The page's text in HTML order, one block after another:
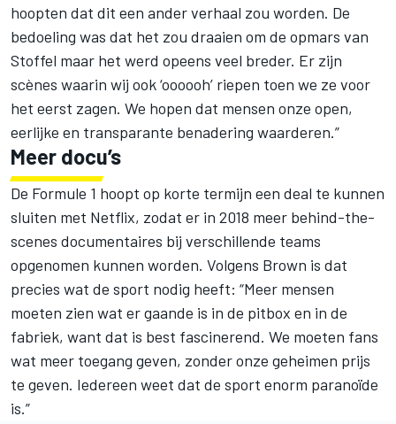
hoopten dat dit een ander verhaal zou worden. De
bedoeling was dat het zou draaien om de opmars van
Stoffel maar het werd opeens veel breder. Er zijn
scènes waarin wij ook ‘oooooh’ riepen toen we ze voor
het eerst zagen. We hopen dat mensen onze open,
eerlijke en transparante benadering waarderen.”
Meer docu’s
De Formule 1 hoopt op korte termijn een deal te kunnen
sluiten met Netflix, zodat er in 2018 meer behind-the-
scenes documentaires bij verschillende teams
opgenomen kunnen worden. Volgens Brown is dat
precies wat de sport nodig heeft: “Meer mensen
moeten zien wat er gaande is in de pitbox en in de
fabriek, want dat is best fascinerend. We moeten fans
wat meer toegang geven, zonder onze geheimen prijs
te geven. Iedereen weet dat de sport enorm paranoïde
is.”